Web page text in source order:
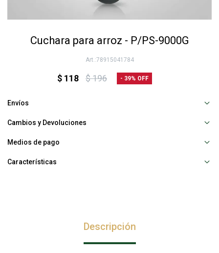
Cuchara para arroz - P/PS-9000G
78915041784
$ 118 $196 39
Envíos
Cambios y Devoluciones
Medios de pago
Características
Descripción